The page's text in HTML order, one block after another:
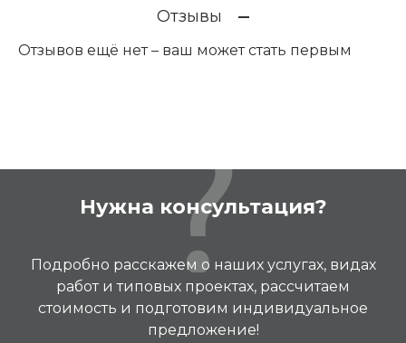
Отзывы
Отзывов ещё нет – ваш может стать первым
Нужна консультация?
Подробно расскажем о наших услугах, видах
работ и типовых проектах, рассчитаем
стоимость и подготовим индивидуальное
предложение!